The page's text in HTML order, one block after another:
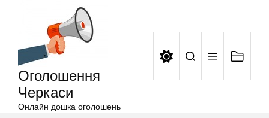
Оголошення
Черкаси
Онлайн дошка оголошень